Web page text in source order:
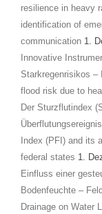
resilience in heavy
identification of
communication 1.
Innovative
Starkregenrisikos –
flood risk due to
Der Sturzflutindex
Index (PFI) and its
federal states 1.
Einfluss einer
Bodenfeuchte –
Drainage on Water